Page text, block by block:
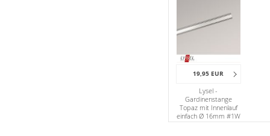
19,95 EUR
Lysel -
Gardinenstange
Topaz mit Innenlauf
einfach Ø 16mm #1W